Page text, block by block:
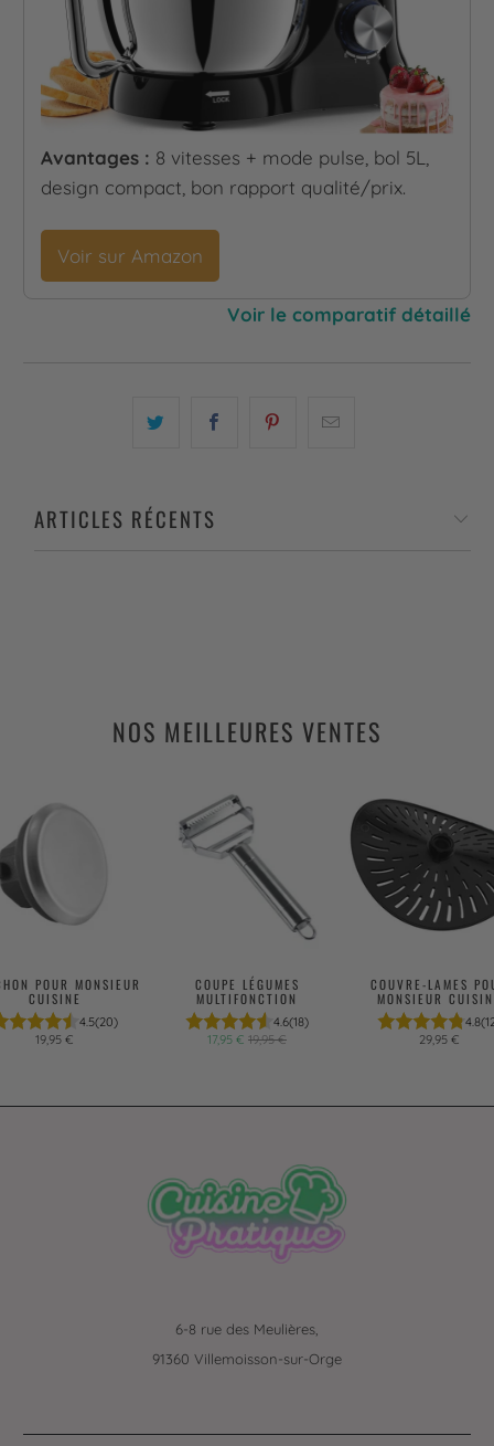
Avantages : 8 vitesses + mode pulse, bol 5L,
design compact, bon rapport qualité/prix.
Voir sur Amazon
Voir le comparatif détaillé
ARTICLES RÉCENTS
NOS MEILLEURES VENTES
POUR MONSIEUR
CUISINE
4.5(20)
19,95 €
COUPE LÉGUMES
MULTIFONCTION
4.6(18)
17,95 €19,95 €
COUVRE-LAMES
MONSIEUR
4.8
29,95 €
6-8 rue des Meulières,
91360 Villemoisson-sur-Orge